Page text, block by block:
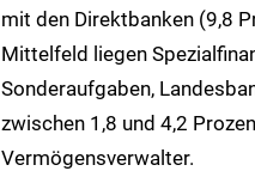
mit den Direktbanken (9,8
Mittelfeld liegen
Sonderaufgaben,
zwischen 1,8 und 4,2
Vermögensverwalter.